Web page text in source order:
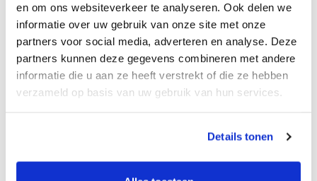
en om ons websiteverkeer te analyseren. Ook delen we
informatie over uw gebruik van onze site met onze
partners voor social media, adverteren en analyse. Deze
partners kunnen deze gegevens combineren met andere
informatie die u aan ze heeft verstrekt of die ze hebben
verzameld op basis van uw gebruik van hun services.
Details tonen
Rijd naar het keuringsstation
Tijdens de proefrit rijd je in 15 minuten naar het